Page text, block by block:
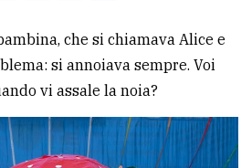
che si chiamava Alice e
si annoiava sempre. Voi
vi assale la noia?